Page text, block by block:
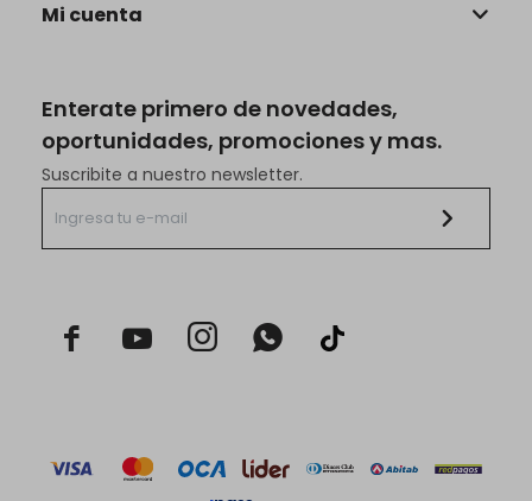
Enterate primero de novedades,
oportunidades, promociones y mas.
Suscribite a nuestro newsletter.
  
Mi cuenta